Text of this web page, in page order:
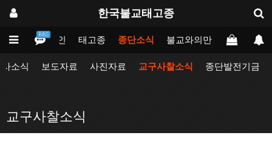
한국불교태고종
BBS
메인 태고종 종단소식 불교와의만남 업무포털
소식 보도자료 사진자료 교구사찰소식 종단발전기금
교구사찰소식